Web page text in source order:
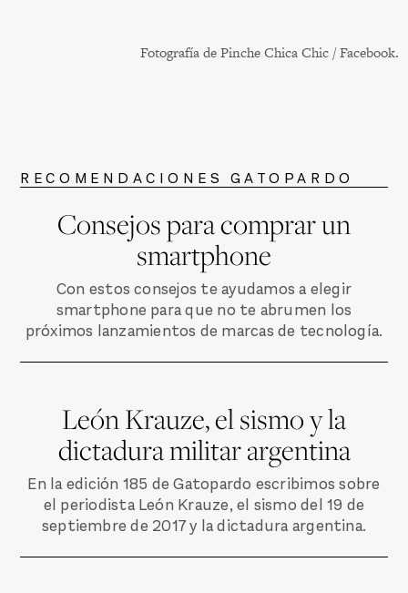
Fotografía de Pinche Chica Chic / Facebook.
RECOMENDACIONES GATOPARDO
Consejos para comprar un
smartphone
Con estos consejos te ayudamos a elegir
smartphone para que no te abrumen los
próximos lanzamientos de marcas de tecnología.
León Krauze, el sismo y la
dictadura militar argentina
En la edición 185 de Gatopardo escribimos sobre
el periodista León Krauze, el sismo del 19 de
septiembre de 2017 y la dictadura argentina.